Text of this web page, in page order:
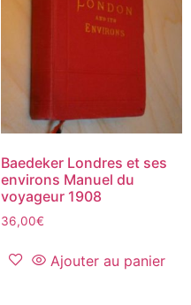
Baedeker Londres et ses
environs Manuel du
voyageur 1908
36,00€
Ajouter au panier